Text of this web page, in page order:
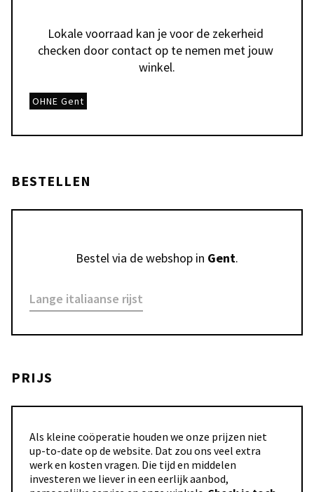
Lokale voorraad kan je voor de zekerheid
checken door contact op te nemen met jouw
winkel.
OHNE Gent
BESTELLEN
Bestel via de webshop in Gent.
Lange italiaanse rijst
PRIJS
Als kleine coöperatie houden we onze prijzen niet
up-to-date op de website. Dat zou ons veel extra
werk en kosten vragen. Die tijd en middelen
investeren we liever in een eerlijk aanbod,